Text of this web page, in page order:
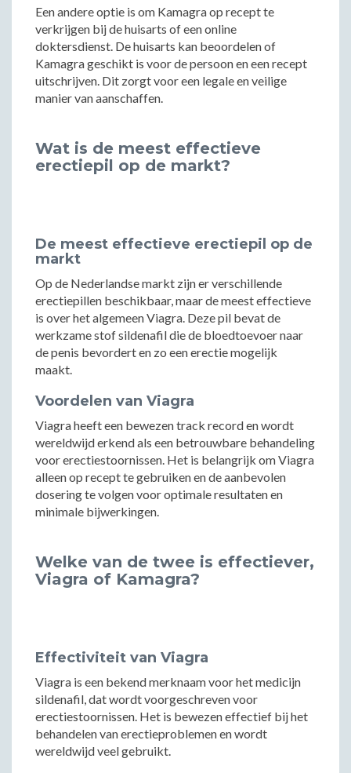
Een andere optie is om Kamagra op recept te
verkrijgen bij de huisarts of een online
doktersdienst. De huisarts kan beoordelen of
Kamagra geschikt is voor de persoon en een recept
uitschrijven. Dit zorgt voor een legale en veilige
manier van aanschaffen.
Wat is de meest effectieve
erectiepil op de markt?
De meest effectieve erectiepil op de
markt
Op de Nederlandse markt zijn er verschillende
erectiepillen beschikbaar, maar de meest effectieve
is over het algemeen Viagra. Deze pil bevat de
werkzame stof sildenafil die de bloedtoevoer naar
de penis bevordert en zo een erectie mogelijk
maakt.
Voordelen van Viagra
Viagra heeft een bewezen track record en wordt
wereldwijd erkend als een betrouwbare behandeling
voor erectiestoornissen. Het is belangrijk om Viagra
alleen op recept te gebruiken en de aanbevolen
dosering te volgen voor optimale resultaten en
minimale bijwerkingen.
Welke van de twee is effectiever,
Viagra of Kamagra?
Effectiviteit van Viagra
Viagra is een bekend merknaam voor het medicijn
sildenafil, dat wordt voorgeschreven voor
erectiestoornissen. Het is bewezen effectief bij het
behandelen van erectieproblemen en wordt
wereldwijd veel gebruikt.